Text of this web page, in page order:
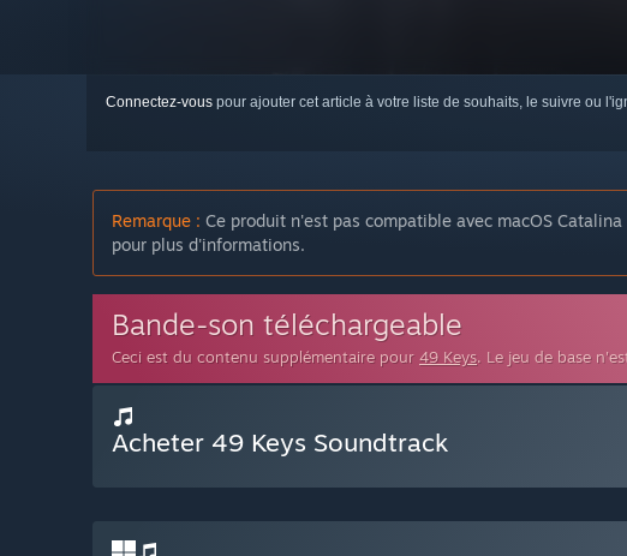
Connectez-vous pour ajouter cet article à votre liste de souhaits, le suivre ou
Remarque : Ce produit n'est pas compatible avec macOS
pour plus d'informations.
Bande-son téléchargeable
Ceci est du contenu supplémentaire pour 49 Keys. Le jeu de base
Acheter 49 Keys Soundtrack